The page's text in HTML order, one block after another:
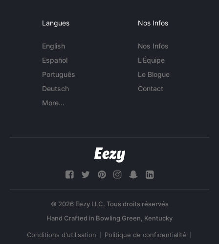
Langues
English
Español
Português
Deutsch
More...
Nos Infos
Nos Infos
L'Équipe
Le Blogue
Contact
© 2026 Eezy LLC. Tous droits réservés
Conditions d'utilisation Politique de confidentialité